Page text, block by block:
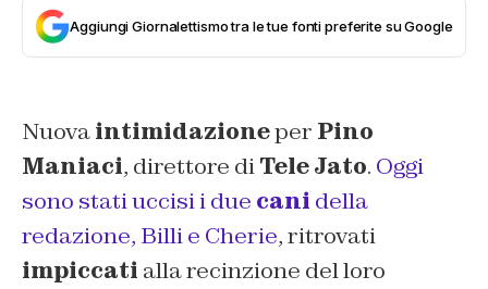
Aggiungi Giornalettismo tra le tue fonti preferite su Google
Nuovaintimidazioneper Pino
Maniaci, direttore diTele Jato. Oggi
sono stati uccisi i due cani della
redazione, Billi e Cherie, ritrovati
impiccati alla recinzione del loro